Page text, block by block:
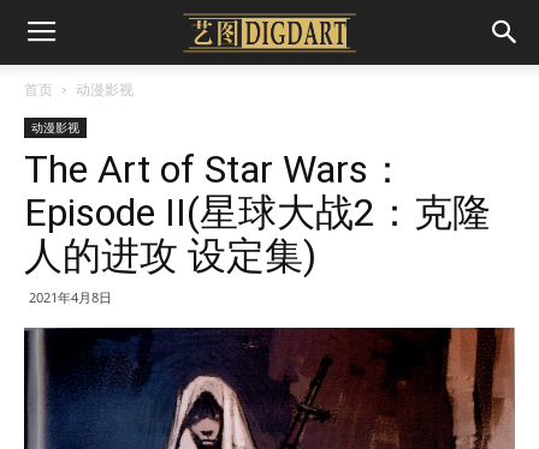
首页 动漫影视
动漫影视
The Art of Star Wars：
Episode II(星球大战2：克隆
人的进攻 设定集)
2021年4月8日